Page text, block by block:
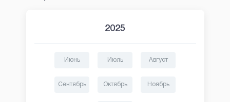
2025
Июнь Июль Август
Сентябрь Октябрь Ноябрь